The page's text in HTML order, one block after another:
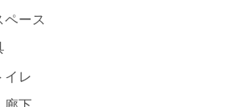
ース
イレ